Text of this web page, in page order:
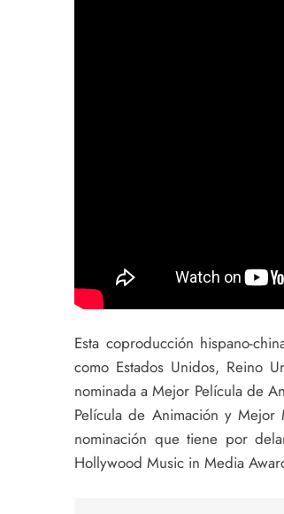
Esta coproducción hispano-
como Estados Unidos, Reino
nominada a Mejor Película de
Película de Animación y
nominación que tiene por
Hollywood Music in Media